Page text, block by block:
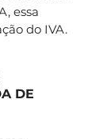
essa
do IVA.
DE